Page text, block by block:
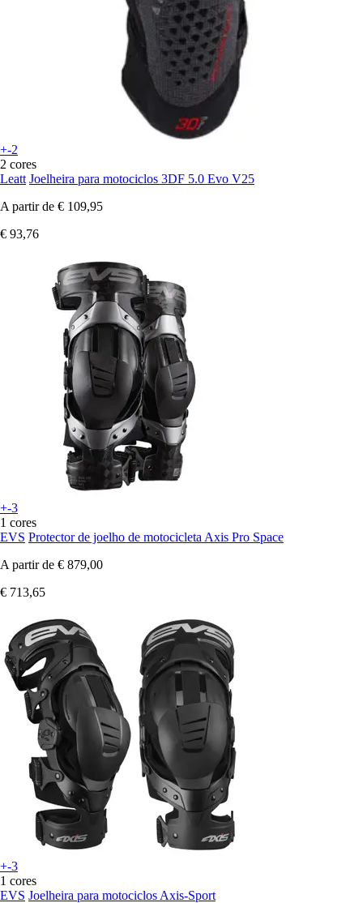
+-2
2 cores
Leatt Joelheira para motociclos 3DF 5.0 Evo V25
A partir de € 109,95
€ 93,76
+-3
1 cores
EVS Protector de joelho de motocicleta Axis Pro Space
A partir de € 879,00
€ 713,65
+-3
1 cores
EVS Joelheira para motociclos Axis-Sport